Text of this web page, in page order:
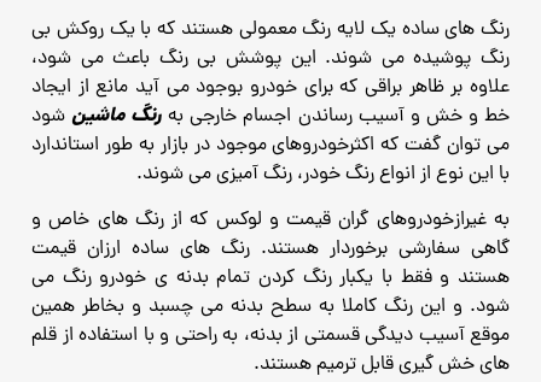
رنگ های ساده یک لایه رنگ معمولی هستند که با یک روکش بی
رنگ پوشیده می شوند. این پوشش بی رنگ باعث می شود،
علاوه بر ظاهر براقی که برای خودرو بوجود می آید مانع از ایجاد
خط و خش و آسیب رساندن اجسام خارجی به رنگ ماشینشود
می توان گفت که اکثرخودروهای موجود در بازار به طور استاندارد
با این نوع از انواع رنگ خودر، رنگ آمیزی می شوند.
به غیرازخودروهای گران قیمت و لوکس که از رنگ های خاص و
گاهی سفارشی برخوردار هستند. رنگ های ساده ارزان قیمت
هستند و فقط با یکبار رنگ کردن تمام بدنه ی خودرو رنگ می
شود. و این رنگ کاملا به سطح بدنه می چسبد و بخاطر همین
موقع آسیب دیدگی قسمتی از بدنه، به راحتی و با استفاده از قلم
های خشگیری قابل ترمیم هستند.